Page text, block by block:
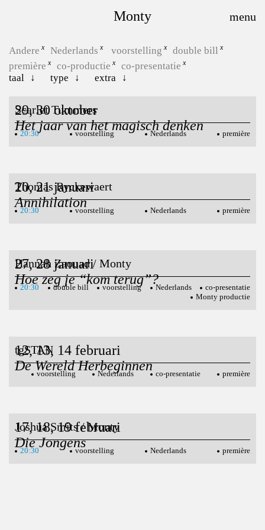
Monty
Andere Nederlands voorstelling
double bill
première
co-productie
co-presentatie
taal
type extra
29, 30 oktober
Het jaar van het magisch denken
Scarlet Tummers
20:30 voorstelling Nederlands première
20, 21 januari
Annihilation
Thomas Ryckewaert
20:30 voorstelling Nederlands première
27, 28 januari
Hoe zeg je “kom terug”?
Hannah Zaouad / Monty
20:30 double bill voorstelling Nederlands
co-presentatie
Monty productie
12, 13, 14 februari
De Wereld Herbeginnen
tgSTAN
voorstelling Nederlands co-presentatie première
17, 18, 19 februari
Die Jongens
Joshua Smits / Monty
20:30 voorstelling Nederlands première